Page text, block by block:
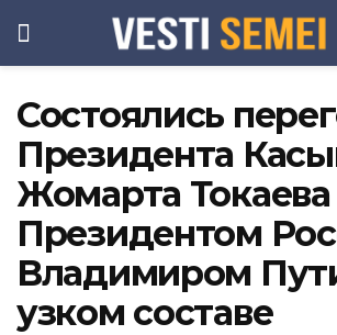
Состоялись
Президента
Жомарта Токаева
Президентом
Владимиром
узком составе